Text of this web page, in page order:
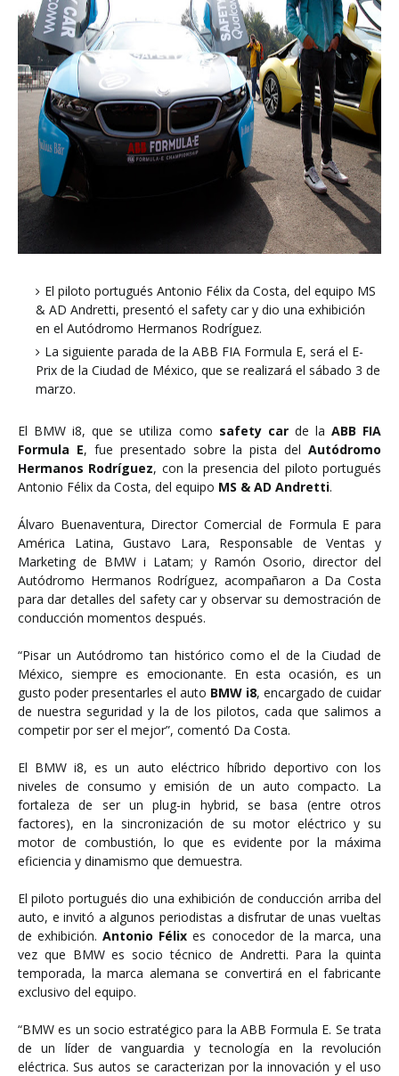
El piloto portugués Antonio Félix da Costa, del equipo MS
& AD Andretti, presentó el safety car y dio una exhibición
en el Autódromo Hermanos Rodríguez.
La siguiente parada de la ABB FIA Formula E, será el E-
Prix de la Ciudad de México, que se realizará el sábado 3 de
marzo.
El BMW i8, que se utiliza como safety car de la ABB FIA
Formula E, fue presentado sobre la pista del Autódromo
Hermanos Rodríguez, con la presencia del piloto portugués
Antonio Félix da Costa, del equipo MS & AD Andretti.
Álvaro Buenaventura, Director Comercial de Formula E para
América Latina, Gustavo Lara, Responsable de Ventas y
Marketing de BMW i Latam; y Ramón Osorio, director del
Autódromo Hermanos Rodríguez, acompañaron a Da Costa
para dar detalles del safety car y observar su demostración de
conducción momentos después.
“Pisar un Autódromo tan histórico como el de la Ciudad de
México, siempre es emocionante. En esta ocasión, es un
gusto poder presentarles el auto BMW i8, encargado de cuidar
de nuestra seguridad y la de los pilotos, cada que salimos a
competir por ser el mejor”, comentó Da Costa.
El BMW i8, es un auto eléctrico híbrido deportivo con los
niveles de consumo y emisión de un auto compacto. La
fortaleza de ser un plug-in hybrid, se basa (entre otros
factores), en la sincronización de su motor eléctrico y su
motor de combustión, lo que es evidente por la máxima
eficiencia y dinamismo que demuestra.
El piloto portugués dio una exhibición de conducción arriba del
auto, e invitó a algunos periodistas a disfrutar de unas vueltas
de exhibición.Antonio Félix es conocedor de la marca, una
vez que BMW es socio técnico de Andretti. Para la quinta
temporada, la marca alemana se convertirá en el fabricante
exclusivo del equipo.
“BMW es un socio estratégico para la ABB Formula E. Se trata
de un líder de vanguardia y tecnología en la revolución
eléctrica. Sus autos se caracterizan por la innovación y el uso